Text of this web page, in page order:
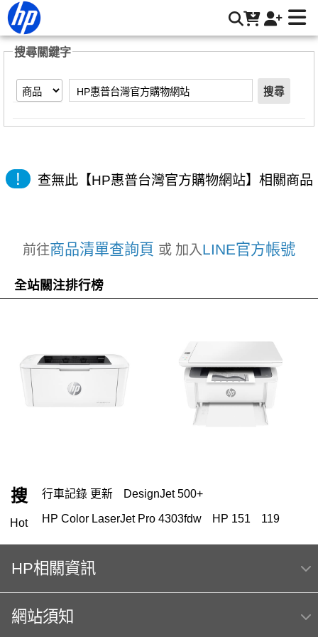
【HP惠普台灣官方購物網站】搜尋結果 | HP® 惠普台灣原廠購
搜尋關鍵字
搜尋
! 查無此【HP惠普台灣官方購物網站】相關商品
前往商品清單查詢頁 或 加入LINE官方帳號
全站關注排行榜
搜
Hot
行車記錄 更新 DesignJet 500+
HP Color LaserJet Pro 4303fdw HP 151 119
HP 222
HP Color Laser jet M856dn A3彩色雷射印表機
(T3U51A) 日本製
m254dw
HP相關資訊
網站須知